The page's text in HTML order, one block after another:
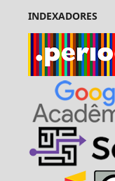
INDEXADORES